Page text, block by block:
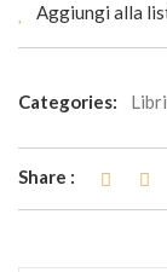
Aggiungi alla
Categories: Libri
Share :